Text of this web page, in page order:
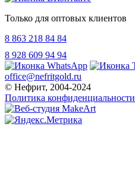
Только для оптовых клиентов
8 863 218 84 84
8 928 609 94 94
office@nefritgold.ru
© Нефрит, 2004-2024
Политика конфиденциальности